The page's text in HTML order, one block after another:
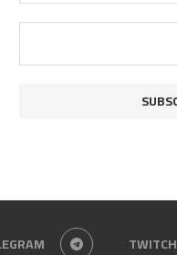
TWITCH